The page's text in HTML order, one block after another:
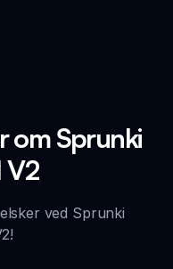
om Sprunki
V2
ved Sprunki